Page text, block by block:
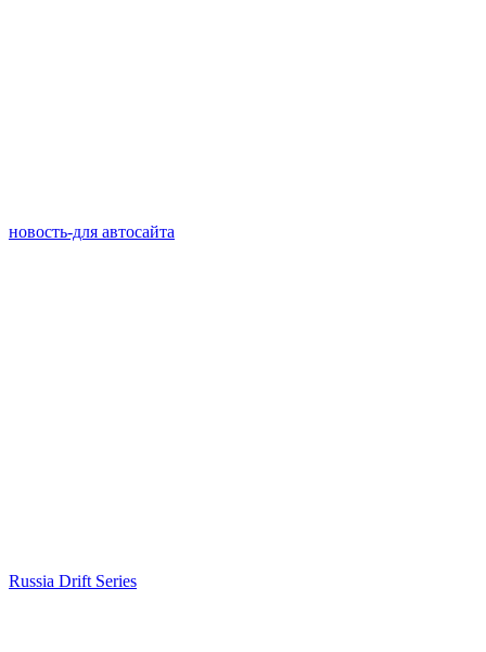
новость-для автосайта
Russia Drift Series